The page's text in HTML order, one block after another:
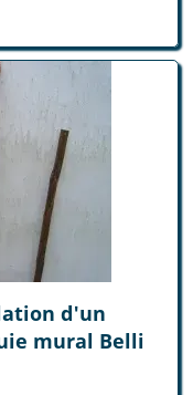
d'un
mural Belli